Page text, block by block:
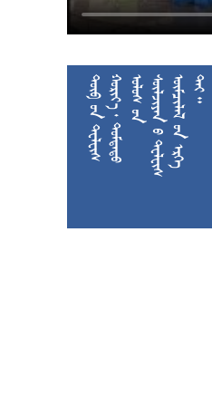

































































 